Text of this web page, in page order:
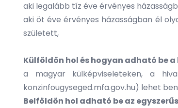
aki legalább tíz éve érvényes
aki öt éve érvényes házasságban él
született,
Külföldön hol és hogyan adható be
a magyar külképviseleteken, a
konzinfougyseged.mfa.gov.hu) lehet
Belföldön hol adható be az